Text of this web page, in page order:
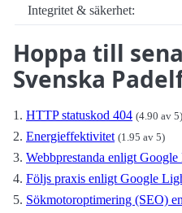
Integritet & säkerhet:
Hoppa till
Svenska
HTTP statuskod 404 (4.90 av 5)
Energieffektivitet (1.95 av 5)
Webbprestanda enligt
Följs praxis enligt Google
Sökmotoroptimering (SEO)